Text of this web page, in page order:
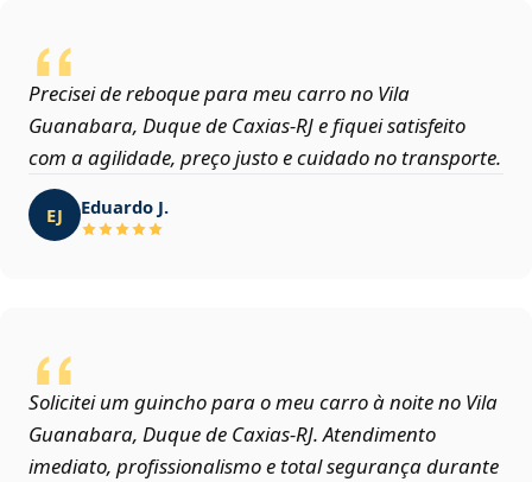
Precisei de reboque para meu carro no Vila
Guanabara, Duque de Caxias‑RJ e fiquei satisfeito
com a agilidade, preço justo e cuidado no transporte.
EJ Eduardo J.
Solicitei um guincho para o meu carro à noite no Vila
Guanabara, Duque de Caxias‑RJ. Atendimento
imediato, profissionalismo e total segurança durante